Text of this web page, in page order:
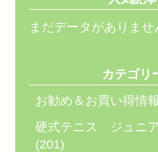
まだデータがありませ
カテゴリ
お勧め＆お買い得情報
硬式テニス ジュニ
(201)